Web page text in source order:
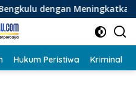
Ruang Publik
Hukum Peristiwa Kriminal